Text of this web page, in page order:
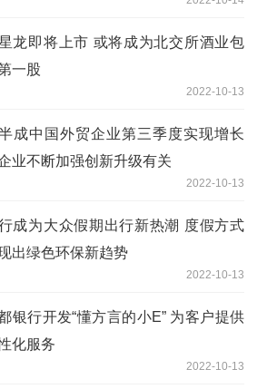
龙即将上市 或将成为北交所酒业包
一股
2022-10-13
成中国外贸企业第三季度实现增长
业不断加强创新升级有关
2022-10-13
成为大众假期出行新热潮 度假方式
出绿色环保新趋势
2022-10-13
银行开发“懂方言的小E” 为客户提供
化服务
2022-10-13